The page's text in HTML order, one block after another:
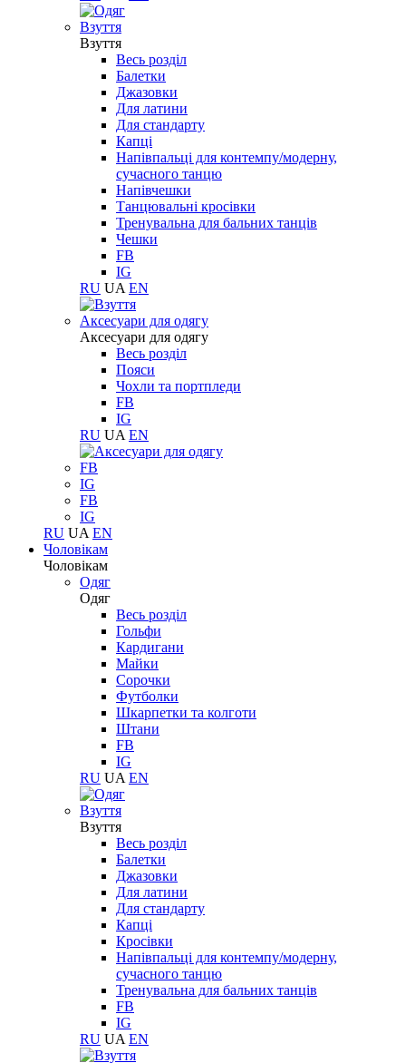
Взуття
Взуття
Весь розділ
Балетки
Джазовки
Для латини
Для стандарту
Капці
Напівпальці для контемпу/модерну,
сучасного танцю
Напівчешки
Танцювальні кросівки
Тренувальна для бальних танців
Чешки
FB
IG
RU UA EN
Aксесуари для одягу
Aксесуари для одягу
Весь розділ
Пояси
Чохли та портпледи
FB
IG
RU UA EN
FB
IG
FB
IG
RU UA EN
Чоловікам
Чоловікам
Одяг
Одяг
Весь розділ
Гольфи
Кардигани
Майки
Сорочки
Футболки
Шкарпетки та колготи
Штани
FB
IG
RU UA EN
Взуття
Взуття
Весь розділ
Балетки
Джазовки
Для латини
Для стандарту
Капці
Кросівки
Напівпальці для контемпу/модерну,
сучасного танцю
Тренувальна для бальних танців
FB
IG
RU UA EN